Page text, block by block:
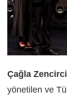
Çağla Zencirci
yönetilen ve